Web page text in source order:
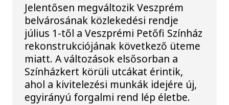
Jelentősen megváltozik Veszprém
belvárosának közlekedési rendje
július 1-től a Veszprémi Petőfi Színház
rekonstrukciójának következő üteme
miatt. A változások elsősorban a
Színházkert körüli utcákat érintik,
ahol a kivitelezési munkák idejére új,
egyirányú forgalmi rend lép életbe.